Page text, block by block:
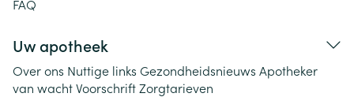
FAQ
Uw apotheek
Over ons Nuttige links Gezondheidsnieuws Apotheker
van wachtVoorschriftZorgtarieven